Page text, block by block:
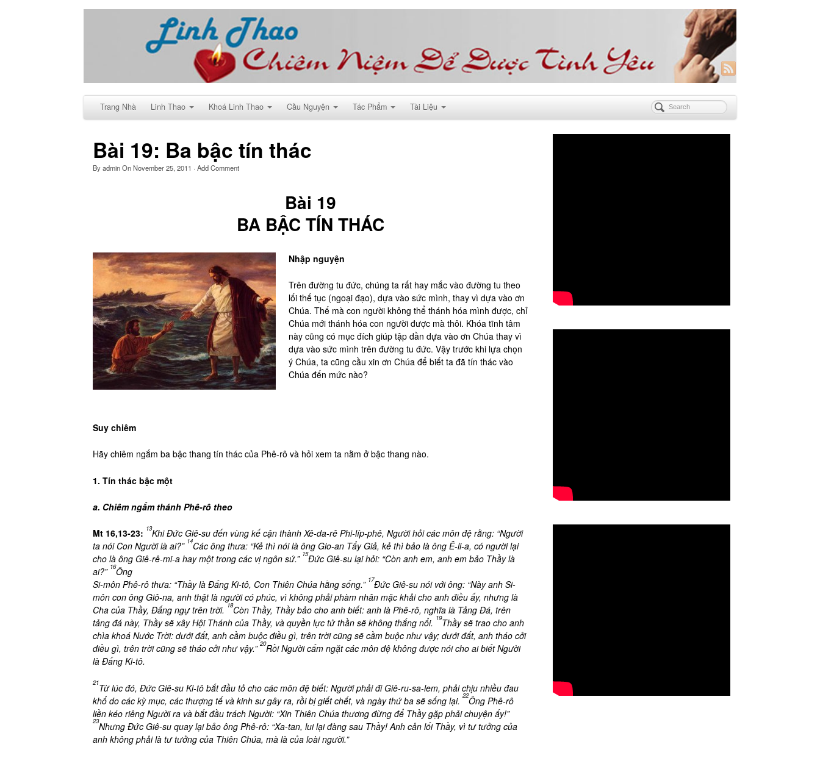
Trang Nhà Linh Thao Khoá Linh Thao Cầu Nguyện Tác Phẩm Tài Liệu
Bài 19: Ba bậc tín thác
ByadminOnNovember 25, 2011 · Add Comment
Bài 19
BA BẬC TÍN THÁC
Nhập nguyện
Trên đường tu đức, chúng ta rất hay mắc vào đường tu theo
lối thế tục (ngoại đạo), dựa vào sức mình, thay vì dựa vào ơn
Chúa. Thế mà con người không thể thánh hóa mình được, chỉ
Chúa mới thánh hóa con người được mà thôi. Khóa tĩnh tâm
này cũng có mục đích giúp tập dần dựa vào ơn Chúa thay vì
dựa vào sức mình trên đường tu đức. Vậy trước khi lựa chọn
ý Chúa, ta cũng cầu xin ơn Chúa để biết ta đã tín thác vào
Chúa đến mức nào?
Suy chiêm
Hãy chiêm ngắm ba bậc thang tín thác của Phê-rô và hỏi xem ta nằm ở bậc thang nào.
1. Tín thác bậc một
a. Chiêm ngắm thánh Phê-rô theo
Mt 16,13-23: 13Khi Đức Giê-su đến vùng kế cận thành Xê-da-rê Phi-líp-phê, Người hỏi các môn đệ rằng: “Người
ta nói Con Người là ai?” 14Các ông thưa: “Kẻ thì nói là ông Gio-an Tẩy Giả, kẻ thì bảo là ông Ê-li-a, có người lại
cho là ông Giê-rê-mi-a hay một trong các vị ngôn sứ.” 15Đức Giê-su lại hỏi: “Còn anh em, anh em bảo Thầy là
ai?” 16Ông
Si-môn Phê-rô thưa: “Thầy là Đấng Ki-tô, Con Thiên Chúa hằng sống.” 17Đức Giê-su nói với ông: “Này anh Si-
môn con ông Giô-na, anh thật là người có phúc, vì không phải phàm nhân mặc khải cho anh điều ấy, nhưng là
Cha của Thầy, Đấng ngự trên trời. 18Còn Thầy, Thầy bảo cho anh biết: anh là Phê-rô, nghĩa là Tảng Đá, trên
tảng đá này, Thầy sẽ xây Hội Thánh của Thầy, và quyền lực tử thần sẽ không thắng nổi. 19Thầy sẽ trao cho anh
chìa khoá Nước Trời: dưới đất, anh cầm buộc điều gì, trên trời cũng sẽ cầm buộc như vậy; dưới đất, anh tháo cởi
điều gì, trên trời cũng sẽ tháo cởi như vậy.” 20Rồi Người cấm ngặt các môn đệ không được nói cho ai biết Người
là Đấng Ki-tô.
21Từ lúc đó, Đức Giê-su Ki-tô bắt đầu tỏ cho các môn đệ biết: Người phải đi Giê-ru-sa-lem, phải chịu nhiều đau
khổ do các kỳ mục, các thượng tế và kinh sư gây ra, rồi bị giết chết, và ngày thứ ba sẽ sống lại. 22Ông Phê-rô
liền kéo riêng Người ra và bắt đầu trách Người: “Xin Thiên Chúa thương đừng để Thầy gặp phải chuyện ấy!”
23Nhưng Đức Giê-su quay lại bảo ông Phê-rô: “Xa-tan, lui lại đàng sau Thầy! Anh cản lối Thầy, vì tư tưởng của
anh không phải là tư tưởng của Thiên Chúa, mà là của loài người.”